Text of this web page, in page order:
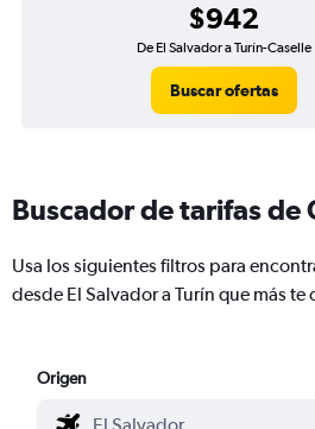
$942
De El Salvador a Turín-Caselle
Buscar ofertas
Buscador de tarifas de
Usa los siguientes filtros para
desde El Salvador a Turín que más te
Origen